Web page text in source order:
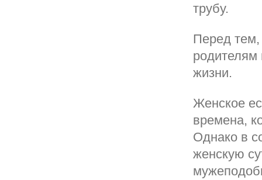
трубу.
Перед тем,
родителям
жизни.
Женское
времена,
Однако в
женскую